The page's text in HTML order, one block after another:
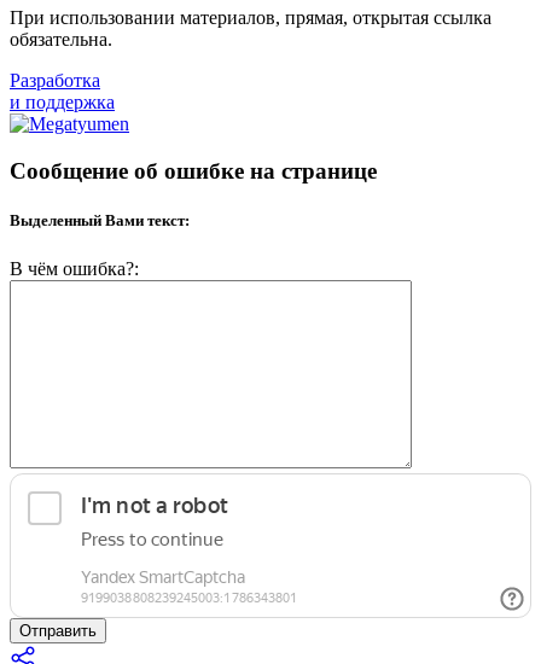
При использовании материалов, прямая, открытая ссылка
обязательна.
Разработка
и поддержка
Сообщение об ошибке на странице
Выделенный Вами текст:
В чём ошибка?:
Отправить